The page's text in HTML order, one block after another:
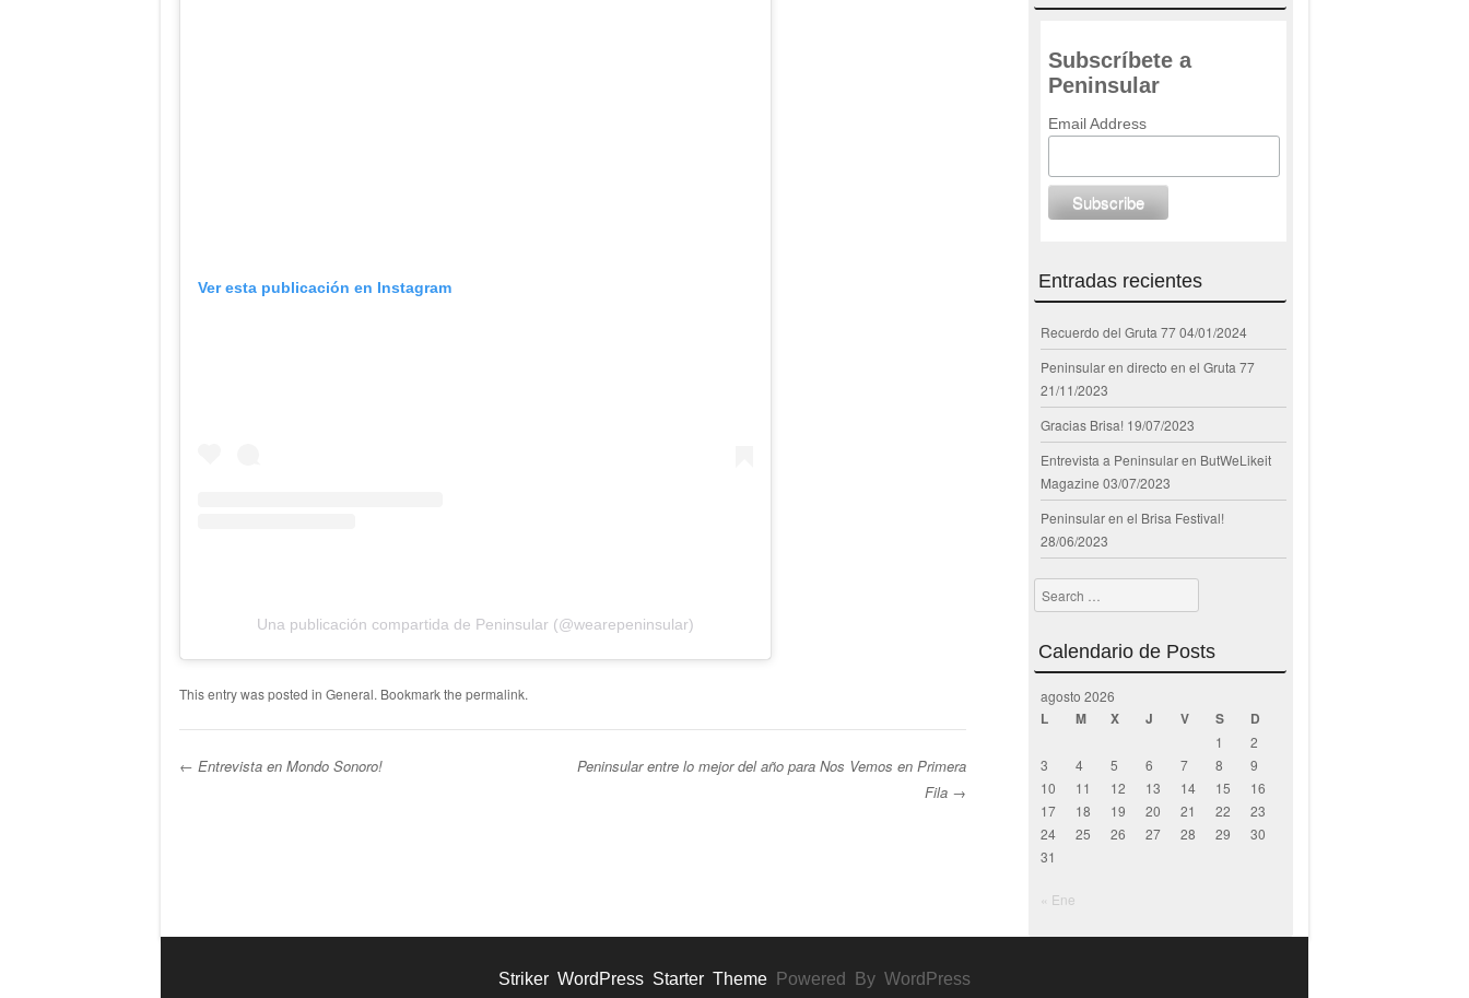
Ver esta publicación en Instagram
Una publicación compartida de Peninsular (@wearepeninsular)
This entry was posted in General. Bookmark the permalink.
← Entrevista en Mondo Sonoro!
Peninsular entre lo mejor del año para Nos Vemos en Primera
Fila →
Subscríbete a
Peninsular
Email Address
Entradas recientes
Recuerdo del Gruta 77 04/01/2024
Peninsular en directo en el Gruta 77
21/11/2023
Gracias Brisa! 19/07/2023
Entrevista a Peninsular en ButWeLikeit
Magazine 03/07/2023
Peninsular en el Brisa Festival!
28/06/2023
Search
Calendario de Posts
agosto 2026
L M X J V S D
1
2
3
4 5 6 7 8
9
10
11 12 13 14 15
16
17
18 19 20 21 22
23
24
25 26 27 28 29
30
31
« Ene
Striker WordPress Starter Theme Powered By WordPress